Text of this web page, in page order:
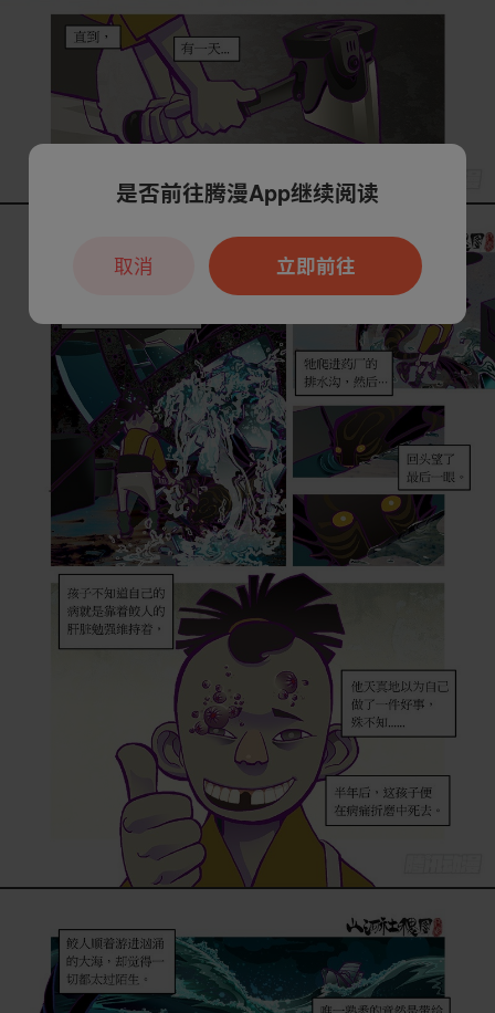
是否前往腾漫App继续阅读
立即前往
取消